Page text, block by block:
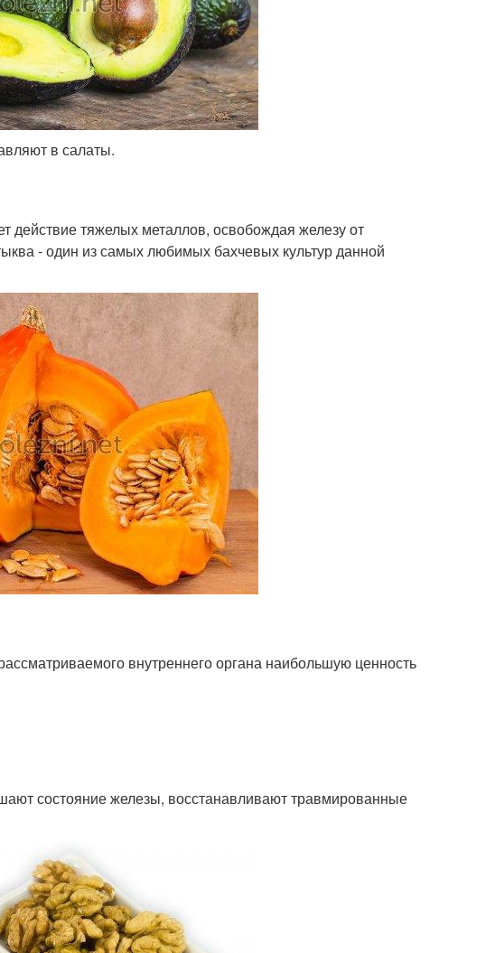
в салаты.
действие тяжелых металлов, освобождая железу от
- один из самых любимых бахчевых культур данной
внутреннего органа наибольшую ценность
состояние железы, восстанавливают травмированные